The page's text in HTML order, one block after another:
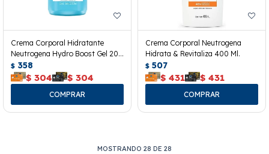
Crema Corporal Hidratante
Neutrogena Hydro Boost Gel 200
Ml.
$ 358
$ 304 $ 304
Crema Corporal Neutrogena
Hidrata & Revitaliza 400 Ml.
$ 507
$ 431 $ 431
MOSTRANDO 28 DE 28